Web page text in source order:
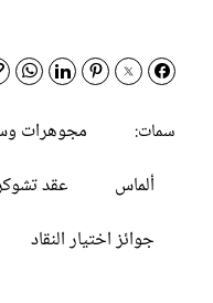
سمات:
مجوهرات
ألماس
عقد
جوائز اختيار النقاد